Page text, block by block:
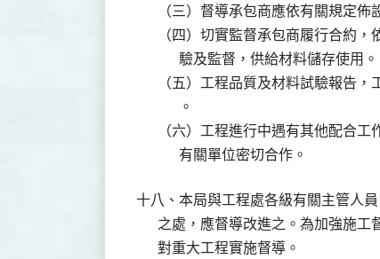
（三）督導承包商應依有關規定
（四）切實監督承包商履行合約
            驗及監督，供給材料儲存使用。
（五）工程品質及材料試驗報告
            。
（六）工程進行中遇有其他配合
十八、本局與工程處各級有關主管人
之處，應督導改進之。為加強施